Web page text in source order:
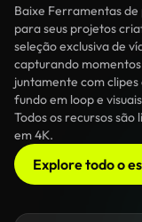
Baixe Ferramentas
para seus projetos
seleção exclusiva de
capturando
juntamente com
fundo em loop e
Todos os recursos
em 4K.
Explore todo o